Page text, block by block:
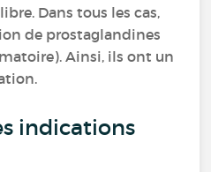
Dans tous les cas,
de prostaglandines
Ainsi, ils ont un
indications